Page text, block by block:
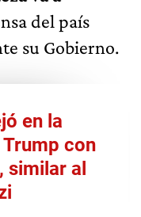
del país
su Gobierno.
en la
con
similar al